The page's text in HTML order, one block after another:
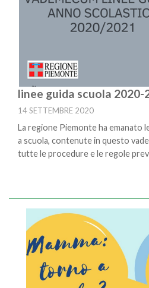
linee guida scuola 2020-
14 SETTEMBRE 2020
La regione Piemonte ha emanato
a scuola, contenute in questo
tutte le procedure e le regole